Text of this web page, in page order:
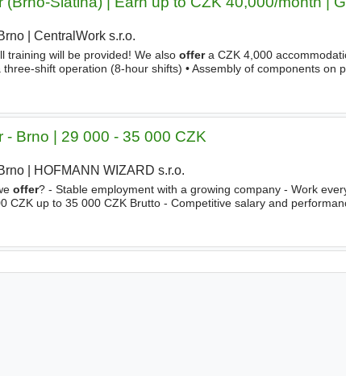
CentralWork s.r.o.
training will be provided! We also offera CZK 4,000
three-shift operation (8-hour shifts) • Assembly of components on
- Brno | 29 000 - 35 000 CZK
HOFMANN WIZARD s.r.o.
offer? - Stable employment with a growing company - Work
CZK up to 35 000 CZK Brutto - Competitive salary and